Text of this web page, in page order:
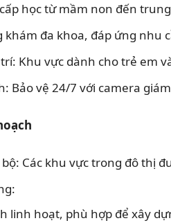
học từ mầm non đến
khám đa khoa, đáp ứng nhu
Khu vực dành cho trẻ em
Bảo vệ 24/7 với camera
Các khu vực trong đô thị
linh hoạt, phù hợp để xây